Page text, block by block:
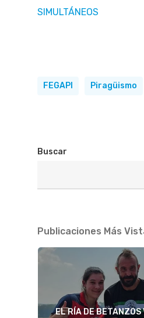
SIMULTÁNEOS
FEGAPI Piragüismo
Buscar
Publicaciones Más
EL RÍA DE BETANZOS